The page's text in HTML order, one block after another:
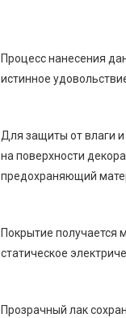
Процесс нанесения
истинное
Для защиты от влаги
на поверхности
предохраняющий
Покрытие получается
статическое
Прозрачный лак